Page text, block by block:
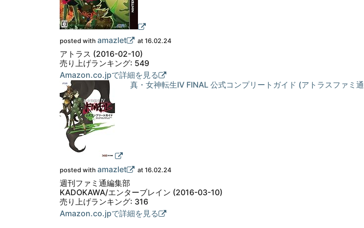
posted with amazlet at 16.02.24
アトラス (2016-02-10)
売り上げランキング: 549
Amazon.co.jpで詳細を見る
真・女神転生IV FINAL 公式コンプリートガイド (アトラスファミ
posted with amazlet at 16.02.24
週刊ファミ通編集部
KADOKAWA/エンターブレイン (2016-03-10)
売り上げランキング: 316
Amazon.co.jpで詳細を見る